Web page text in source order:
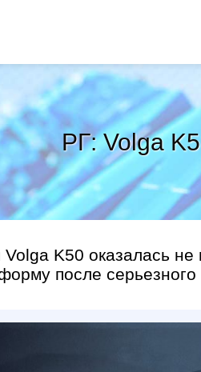
РГ: Volga
K50 оказалась
после